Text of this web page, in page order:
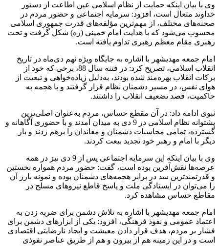
وی با بیان اینکه حمایت از نظام اسلامی عین اطاعت از دستور
خداوند متعال است، افزود: سرمایه اجتماعی و حضور مردم در
صحنه‌های مختلف، از مهم‌ترین مؤلفه‌های قدرت جمهوری اسلامی
محسوب می‌شود که با هدایت امام خمینی (ره) شکل گرفت و تحت
رهبری مقام معظم رهبری تداوم یافته است.
امام جمعه مهدیشهر با اشاره به جایگاه ویژه نهم دی‌ماه در تاریخ
انقلاب اسلامی، تصریح کرد: در فتنه سال 88، برخی که خود از
برکات انقلاب بهره‌مند شده بودند، به‌دلیل زیاده‌خواهی و تبعیت از
هوای نفس، در مسیر دشمنان نظام قرار گرفتند و با هجمه به
حاکمیت، قصد تضعیف انقلاب را داشتند.
نبوی ادامه داد: در آن مقطع حساس، مردم به‌عنوان اصلی‌ترین
پشتوانه نظام اسلامی در 9 دی به میدان آمدند و با حضوری آگاهانه و
گسترده، تمامی محاسبات دشمنان و معاندان را برهم زدند و بار
دیگر با امام و رهبر خود تجدید بیعت کردند.
وی با بیان اینکه این سرمایه اجتماعی پس از 9 دی نیز در همه
عرصه‌ها نقش‌آفرین بوده است، گفت: حضور مردم همواره نخستین
و قدرتمندترین سد در برابر هجمه‌های دشمنان بوده و نمونه بارز آن
را می‌توان در ایستادگی ملت و پاسخ قاطع نیروهای مسلح در
مقاطع حساس مشاهده کرد.
امام جمعه مهدیشهر با اشاره به تلاش دشمن برای ضربه زدن به
اعتماد عمومی و نفوذ فرهنگی، افزود: یکی از ابزارهای دشمن برای
فشار بر مردم، هدف قرار دادن معیشت و ایجاد نارضایتی اقتصادی
است و در این زمینه هم از بیرون و هم از طریق عناصر نفوذی